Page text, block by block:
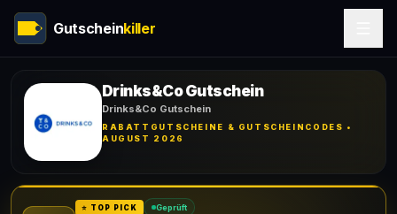
Gutscheinkiller
Drinks&Co Gutschein
Drinks&Co Gutschein
RABATTGUTSCHEINE & GUTSCHEINCODES •
AUGUST 2026
⭐ TOP PICK Geprüft